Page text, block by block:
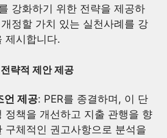
강화하기 위한 전략을 제공하
정할 가치 있는 실천사례를 강
제시합니다.
략적 제안 제공
언 제공: PER를 종결하며, 이 단
정책을 개선하고 지출 관행을 향
구체적인 권고사항으로 분석을